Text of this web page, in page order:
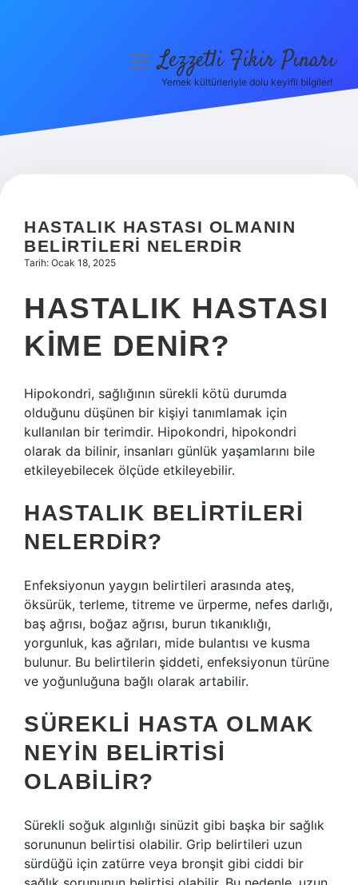
Hakkımızda
menüyüLezzetli Fikir Pınarı
Yemek kültürleriyle dolu keyifli bilgiler!
HASTALIK HASTASI OLMANIN
BELIRTILERI NELERDIR
Tarih: Ocak 18, 2025
HASTALIK HASTASI
KIME DENIR?
Hipokondri, sağlığının sürekli kötü durumda
olduğunu düşünen bir kişiyi tanımlamak için
kullanılan bir terimdir. Hipokondri, hipokondri
olarak da bilinir, insanları günlük yaşamlarını bile
etkileyebilecek ölçüde etkileyebilir.
HASTALIK BELIRTILERI
NELERDIR?
Enfeksiyonun yaygın belirtileri arasında ateş,
öksürük, terleme, titreme ve ürperme, nefes darlığı,
baş ağrısı, boğaz ağrısı, burun tıkanıklığı,
yorgunluk, kas ağrıları, mide bulantısı ve kusma
bulunur. Bu belirtilerin şiddeti, enfeksiyonun türüne
ve yoğunluğuna bağlı olarak artabilir.
SÜREKLI HASTA OLMAK
NEYIN BELIRTISI
OLABILIR?
Sürekli soğuk algınlığı sinüzit gibi başka bir sağlık
sorununun belirtisi olabilir. Grip belirtileri uzun
sürdüğü için zatürre veya bronşit gibi ciddi bir